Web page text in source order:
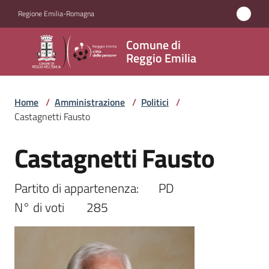
Regione Emilia-Romagna
Comune di
Reggio Emilia
Comune
di
Reggio
Emilia
Amministrazione
Menu selezionato
Servizi
Novità
Home / Amministrazione / Politici /
Castagnetti Fausto
Salta al contenuto
Castagnetti Fausto
Partito di appartenenza:	PD
N° di voti	285